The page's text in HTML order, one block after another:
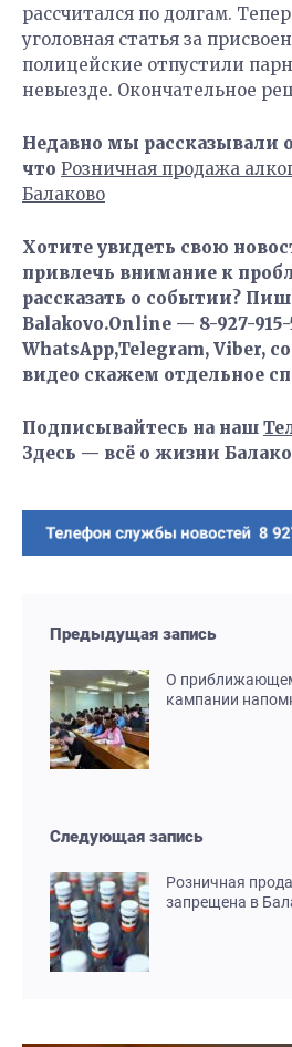
рассчитался по долгам.
уголовная статья за
полицейские отпустили
невыезде. Окончательное
Недавно мы рассказывали
что Розничная продажа
Балаково
Хотите увидеть свою
привлечь внимание к
рассказать о событии?
Balakovo.Online — 8-927-
WhatsApp,Telegram, Viber,
видео скажем отдельное
Подписывайтесь на наш
Здесь — всё о жизни
Предыдущая запись
О
кампании
Следующая запись
Розничная
запрещена в